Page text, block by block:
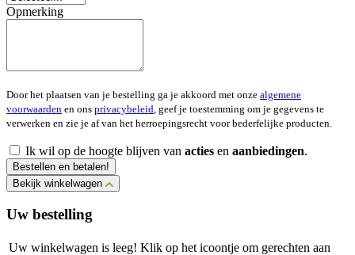
Opmerking
Door het plaatsen van je bestelling ga je akkoord met onze algemene
voorwaarden en ons privacybeleid , geef je toestemming om je gegevens te
verwerken en zie je af van het herroepingsrecht voor bederfelijke producten.
Ik wil op de hoogte blijven van acties en aanbiedingen.
Bestellen en betalen!
Bekijk winkelwagen
Uw bestelling
Uw winkelwagen is leeg! Klik op het icoontje om gerechten aan